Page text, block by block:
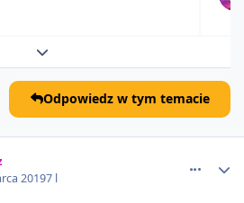
Rozwiń podsumowanie tematu
Odpowiedz w tym temacie
20197 l